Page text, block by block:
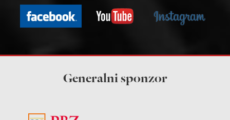
Generalni sponzor